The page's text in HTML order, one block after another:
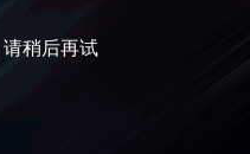
稍后再试